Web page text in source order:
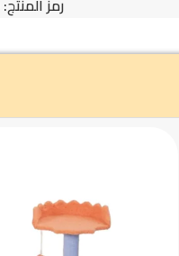
رمز المنتج: